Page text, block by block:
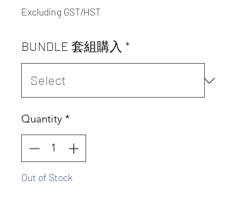
Excluding GST/HST
BUNDLE 套組購入 *
Quantity *
Out of Stock